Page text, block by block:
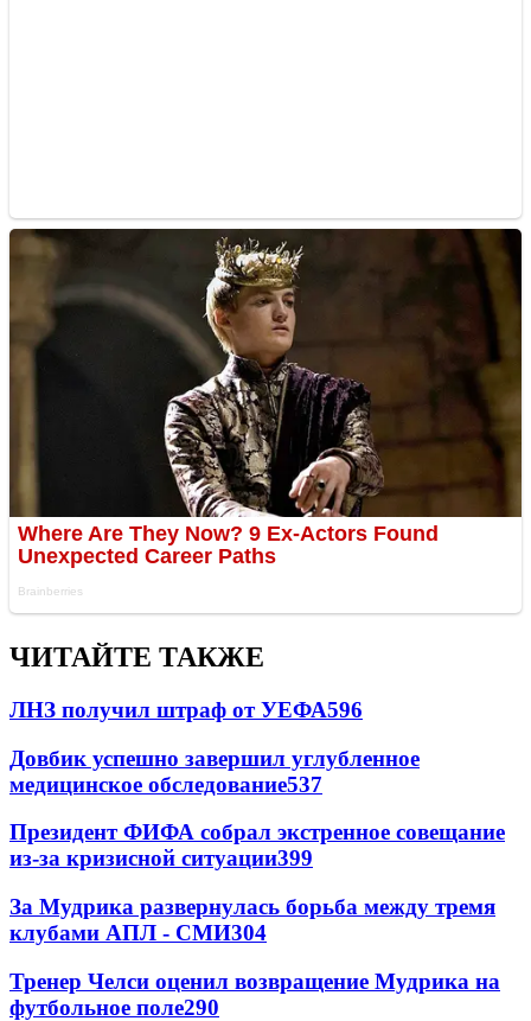
ЧИТАЙТЕ ТАКЖЕ
ЛНЗ получил штраф от УЕФА596
Довбик успешно завершил углубленное
медицинское обследование537
Президент ФИФА собрал экстренное совещание
из-за кризисной ситуации399
За Мудрика развернулась борьба между тремя
клубами АПЛ - СМИ304
Тренер Челси оценил возвращение Мудрика на
футбольное поле290